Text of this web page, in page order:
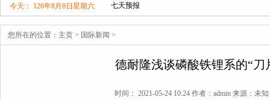
今天： 126年8月8日星期六
您所在的位置： 主页 > 国际新闻 >
德耐隆浅谈磷酸铁锂系的“刀
时间： 2021-05-24 10:24 作者：admin 来源：未